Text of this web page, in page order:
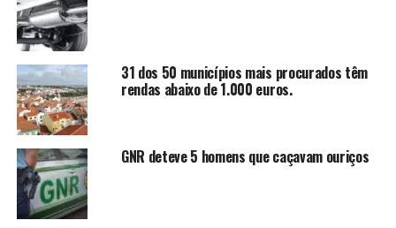
31 dos 50 municípios mais procurados têm
rendas abaixo de 1.000 euros.
GNR deteve 5 homens que caçavam ouriços